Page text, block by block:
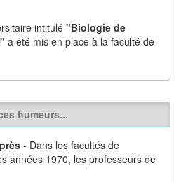
intitulé "Biologie de
a été mis en place à la faculté de
humeurs...
- Dans les facultés de
années 1970, les professeurs de